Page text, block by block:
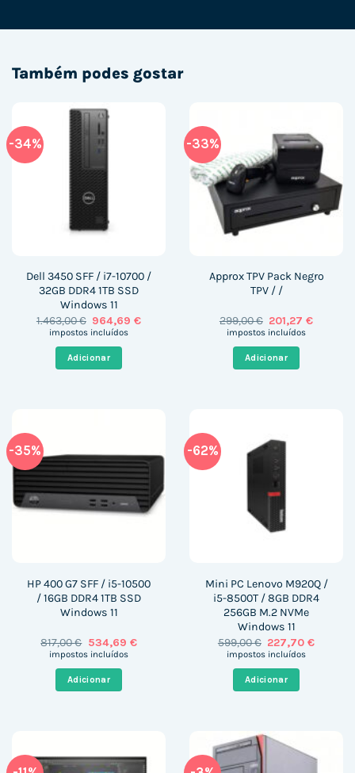
Também podes gostar
-34%
Dell 3450 SFF / i7-10700 /
32GB DDR4 1TB SSD
Windows 11
1.463,00€ O
preço
era:
1.463,00 €.
964,69€O
impostos incluídos
Adicionar
-33%
Approx TPV Pack Negro
TPV / /
299,00€ O
preço
era:
299,00 €.
201,27€O
impostos incluídos
Adicionar
-35%
HP 400 G7 SFF / i5-10500
/ 16GB DDR4 1TB SSD
Windows 11
817,00€ O
preço
era:
817,00 €.
534,69 €O
impostos incluídos
Adicionar
-62%
Mini PC Lenovo M920Q /
i5-8500T / 8GB DDR4
256GB M.2 NVMe
Windows 11
599,00€ O
preço
era:
599,00 €.
227,70€O
impostos incluídos
Adicionar